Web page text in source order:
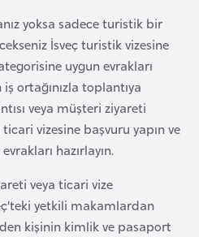
yoksa sadece turistik bir
İsveç turistik vizesine
uygun evrakları
iş ortağınızla toplantıya
veya müşteri ziyareti
vizesine başvuru yapın ve
hazırlayın.
veya ticari vize
yetkili makamlardan
kişinin kimlik ve pasaport